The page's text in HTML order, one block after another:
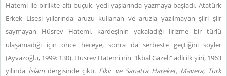
Hatemi ile birlikte altı buçuk, yedi yaşlarında yazmaya başladı. Atatürk
Erkek Lisesi yıllarında aruzu kullanan ve aruzla yazılmayan şiiri şiir
saymayan Hüsrev Hatemi, kardeşinin yakaladığı lirizme bir türlü
ulaşamadığı için önce heceye, sonra da serbeste geçtiğini söyler
(Ayvazoğlu, 1999: 130). Hüsrev Hatemi'nin "İkbal Gazeli" adlı ilk şiiri, 1963
yılında İslamdergisinde çıktı. Fikir ve Sanatta Hareket, Mavera, Türk